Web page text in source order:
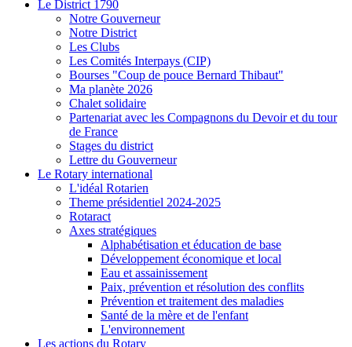
Le District 1790
Notre Gouverneur
Notre District
Les Clubs
Les Comités Interpays (CIP)
Bourses "Coup de pouce Bernard Thibaut"
Ma planète 2026
Chalet solidaire
Partenariat avec les Compagnons du Devoir et du tour
de France
Stages du district
Lettre du Gouverneur
Le Rotary international
L'idéal Rotarien
Theme présidentiel 2024-2025
Rotaract
Axes stratégiques
Alphabétisation et éducation de base
Développement économique et local
Eau et assainissement
Paix, prévention et résolution des conflits
Prévention et traitement des maladies
Santé de la mère et de l'enfant
L'environnement
Les actions du Rotary